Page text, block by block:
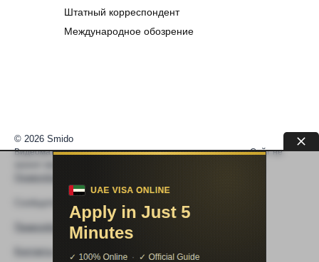
Штатный корреспондент
Международное обозрение
© 2026 Smido
Видеоматериалы встраиваются из открытых источников. Сайт не
Видео не работает
Правообладателям